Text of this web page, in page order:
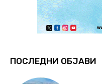
ПОСЛЕДНИ ОБЈАВИ